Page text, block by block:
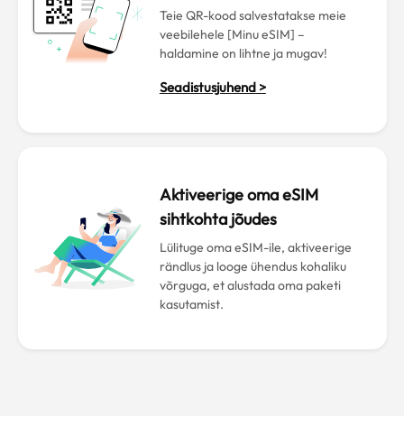
Teie QR-kood salvestatakse meie
veebilehele [Minu eSIM] –
haldamine on lihtne ja mugav!
Seadistusjuhend >
Aktiveerige oma eSIM
sihtkohta jõudes
Lülituge oma eSIM-ile, aktiveerige
rändlus ja looge ühendus kohaliku
võrguga, et alustada oma paketi
kasutamist.